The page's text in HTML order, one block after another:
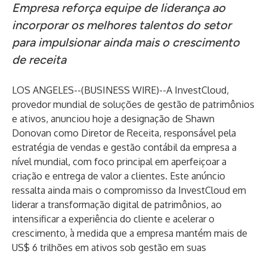
Empresa reforça equipe de liderança ao
incorporar os melhores talentos do setor
para impulsionar ainda mais o crescimento
de receita
LOS ANGELES--(BUSINESS WIRE)--A InvestCloud,
provedor mundial de soluções de gestão de patrimônios
e ativos, anunciou hoje a designação de Shawn
Donovan como Diretor de Receita, responsável pela
estratégia de vendas e gestão contábil da empresa a
nível mundial, com foco principal em aperfeiçoar a
criação e entrega de valor a clientes. Este anúncio
ressalta ainda mais o compromisso da InvestCloud em
liderar a transformação digital de patrimônios, ao
intensificar a experiência do cliente e acelerar o
crescimento, à medida que a empresa mantém mais de
US$ 6 trilhões em ativos sob gestão em suas